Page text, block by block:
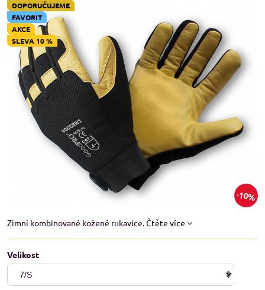
DOPORUČUJEME
FAVORIT
AKCE
SLEVA 10 %
10%
Zimní kombinované kožené rukavice.Čtěte více
Velikost